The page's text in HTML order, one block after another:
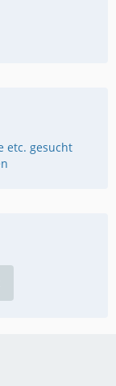
etc. gesucht